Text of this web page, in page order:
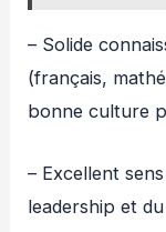
– Solide
(français,
bonne culture
– Excellent
leadership et